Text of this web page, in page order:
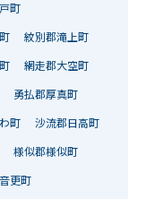
町
紋別郡滝上町
網走郡大空町
勇払郡厚真町
町 沙流郡日高町
様似郡様似町
更町